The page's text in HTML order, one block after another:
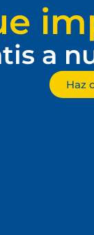
a
Haz